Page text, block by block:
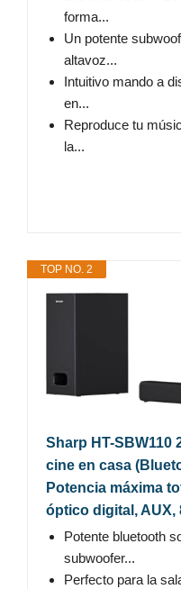
forma...
Un potente
altavoz...
Intuitivo mando a
en...
Reproduce tu
la...
TOP NO. 2
Sharp HT-SBW110
cine en casa
Potencia máxima
óptico digital, AUX,
Potente bluetooth
subwoofer...
Perfecto para la